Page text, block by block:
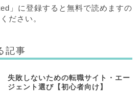
」に登録すると無料で読めますの
ださい。
記事
失敗しないための転職サイト・エー
ジェント選び【初心者向け】